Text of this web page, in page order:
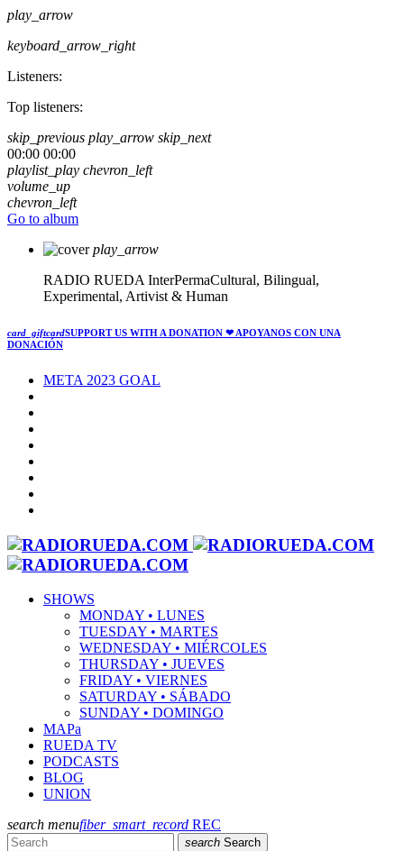
play_arrow
keyboard_arrow_right
Listeners:
Top listeners:
skip_previous play_arrow skip_next
00:00 00:00
playlist_play chevron_left
volume_up
chevron_left
Go to album
play_arrow
RADIO RUEDA InterPermaCultural, Bilingual,
Experimental, Artivist & Human
card_giftcardSUPPORT US WITH A DONATION ❤ APOYANOS CON UNA
DONACIÓN
META 2023 GOAL
SHOWS
MONDAY • LUNES
TUESDAY • MARTES
WEDNESDAY • MIÉRCOLES
THURSDAY • JUEVES
FRIDAY • VIERNES
SATURDAY • SÁBADO
SUNDAY • DOMINGO
MAPa
RUEDA TV
PODCASTS
BLOG
UNION
search menufiber_smart_record REC
search Search